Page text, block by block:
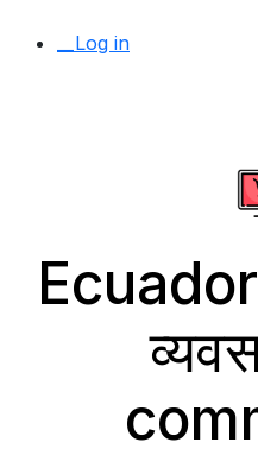
__Log in
Ecuador